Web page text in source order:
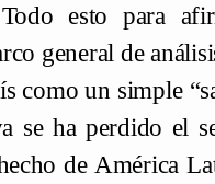
Todo esto para
general de
como un simple
se ha perdido el
de América